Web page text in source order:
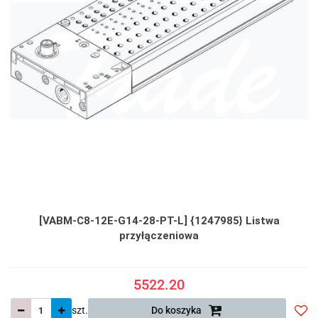
[VABM-C8-12E-G14-28-PT-L] {1247985} Listwa
przyłączeniowa
5522.20
szt. Do koszyka